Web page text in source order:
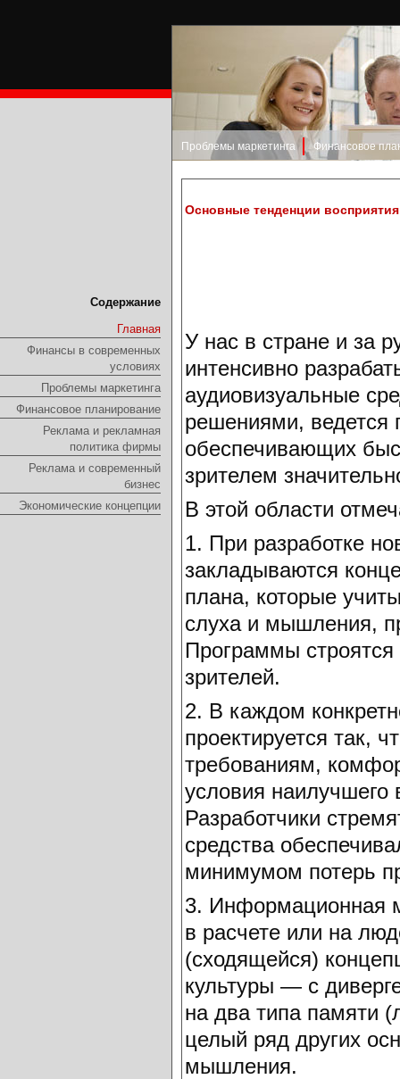
Содержание
Главная
Финансы в современных
условиях
Проблемы маркетинга
Финансовое планирование
Реклама и рекламная
политика фирмы
Реклама и современный
бизнес
Экономические концепции
Проблемы маркетинга Финансовое
Основные тенденции
У нас в стране и за
интенсивно
аудиовизуальные
решениями, ведется
обеспечивающих
зрителем
В этой области
1. При разработке
закладываются
плана, которые
слуха и мышления,
Программы строятся
зрителей.
2. В каждом
проектируется так,
требованиям,
условия
Разработчики
средства
минимумом потерь
3. Информационная
в расчете или на
(сходящейся)
культуры — с
на два типа памяти
целый ряд других
мышления.